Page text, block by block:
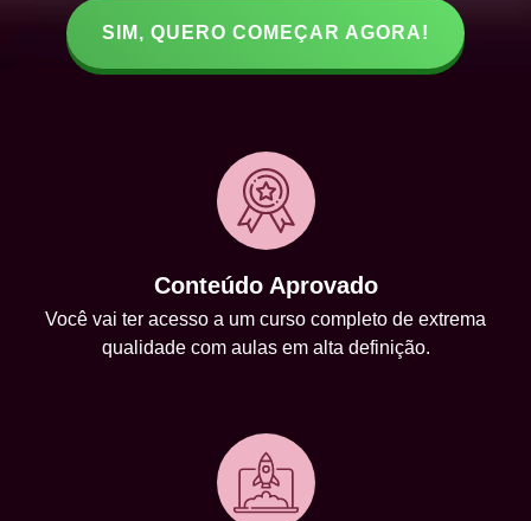
SIM, QUERO COMEÇAR AGORA!
Conteúdo Aprovado
Você vai ter acesso a um curso completo de extrema
qualidade com aulas em alta definição.